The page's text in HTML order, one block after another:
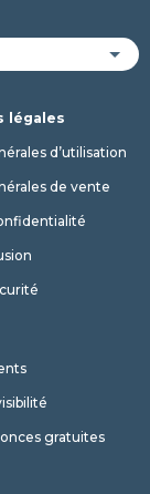
légales
d’utilisation
de vente
gratuites